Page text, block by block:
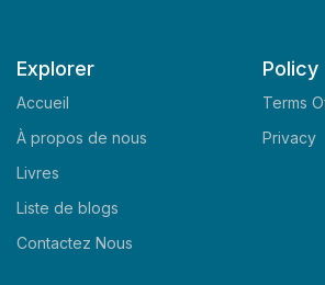
Explorer
Accueil
À propos de nous
Livres
Liste de blogs
Contactez Nous
Policy
Terms
Privacy